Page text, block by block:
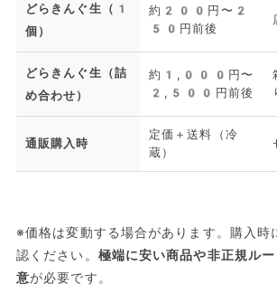
どらきんぐ生（1
個）
約200円〜2
50円前後
どらきんぐ生（詰
め合わせ）
約1,000円〜
2,500円前後
通販購入時
定価＋送料（冷
蔵）
※価格は変動する場合があります。購入時
認ください。 極端に安い商品や非正規ル
意が必要です。